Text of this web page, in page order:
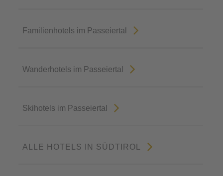
Familienhotels im Passeiertal
Wanderhotels im Passeiertal
Skihotels im Passeiertal
ALLE HOTELS IN SÜDTIROL